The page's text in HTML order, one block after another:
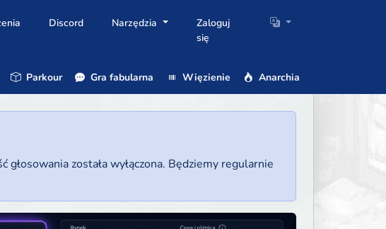
Discord Narzędzia
Zaloguj
się
Parkour Gra fabularna Więzienie Anarchia
została wyłączona. Będziemy regularnie